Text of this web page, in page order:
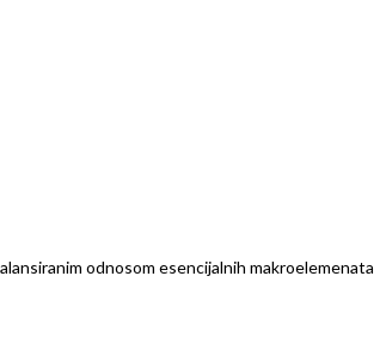
odnosom esencijalnih makroelemenata